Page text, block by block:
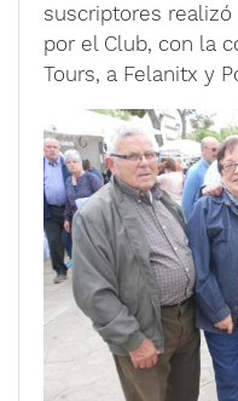
suscriptores realizó
por el Club, con la
Tours, a Felanitx y